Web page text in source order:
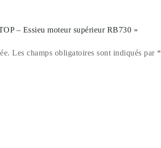
– Essieu moteur supérieur RB730 »
Les champs obligatoires sont indiqués par *